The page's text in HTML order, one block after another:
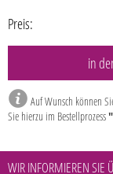
Preis:
Auf Wunsch können
Sie hierzu im Bestellprozess
WIR INFORMIEREN SIE